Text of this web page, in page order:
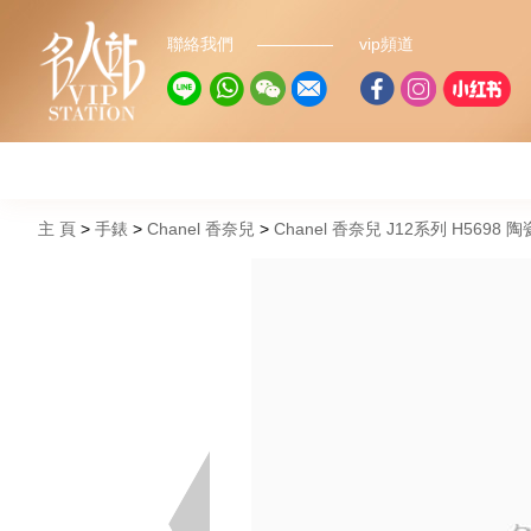
聯絡我們 vip頻道
主 頁 手錶 Chanel 香奈兒 Chanel 香奈兒 J12系列 H5698 陶